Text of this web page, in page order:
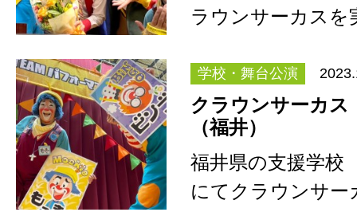
ラウンサーカス
学校・舞台公演
クラウンサーカ
（福井）
福井県の支援学
にてクラウンサ